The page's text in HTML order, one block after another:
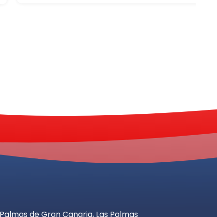
de Gran Canaria, Las Palmas